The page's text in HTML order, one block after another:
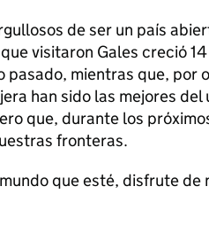
de ser un país
visitaron Gales creció
pasado, mientras que,
han sido las mejores
que, durante los
fronteras.
que esté, disfrute